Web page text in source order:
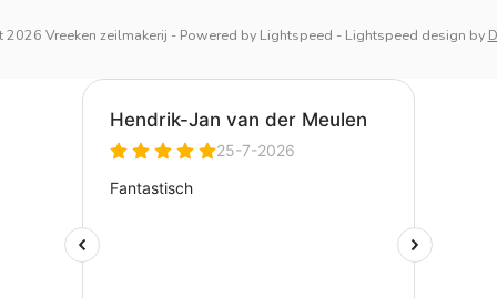
Vreeken zeilmakerij - Powered by Lightspeed - Lightspeed design by